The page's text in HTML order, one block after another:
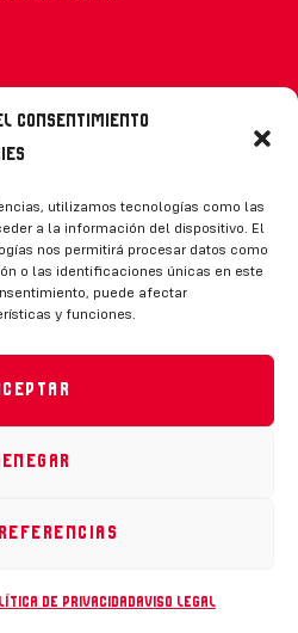
consentimiento
utilizamos tecnologías como las
a la información del dispositivo. El
nos permitirá procesar datos como
o las identificaciones únicas en este
puede afectar
y funciones.
de privacidadAviso legal
por